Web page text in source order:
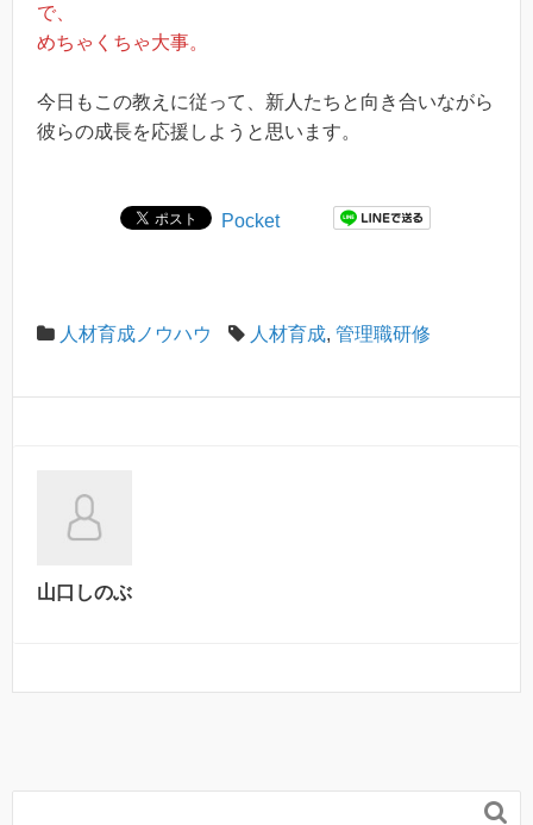
で、
めちゃくちゃ大事。
今日もこの教えに従って、新人たちと向き合いながら
彼らの成長を応援しようと思います。
Pocket
人材育成ノウハウ 人材育成, 管理職研修
山口しのぶ
